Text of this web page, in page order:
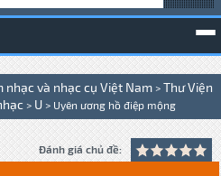
nhạc và nhạc cụ Việt Nam > Thư Viện
> U > Uyên ương hồ điệp mộng
Đánh giá chủ đề: